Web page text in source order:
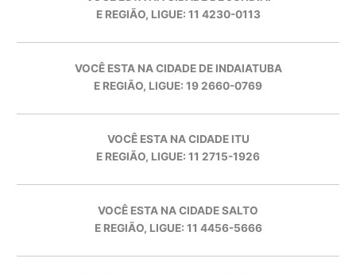
E REGIÃO, LIGUE: 11 4230-0113
VOCÊ ESTA NA CIDADE DE INDAIATUBA
E REGIÃO, LIGUE: 19 2660-0769
VOCÊ ESTA NA CIDADE ITU
E REGIÃO, LIGUE: 11 2715-1926
VOCÊ ESTA NA CIDADE SALTO
E REGIÃO, LIGUE: 11 4456-5666